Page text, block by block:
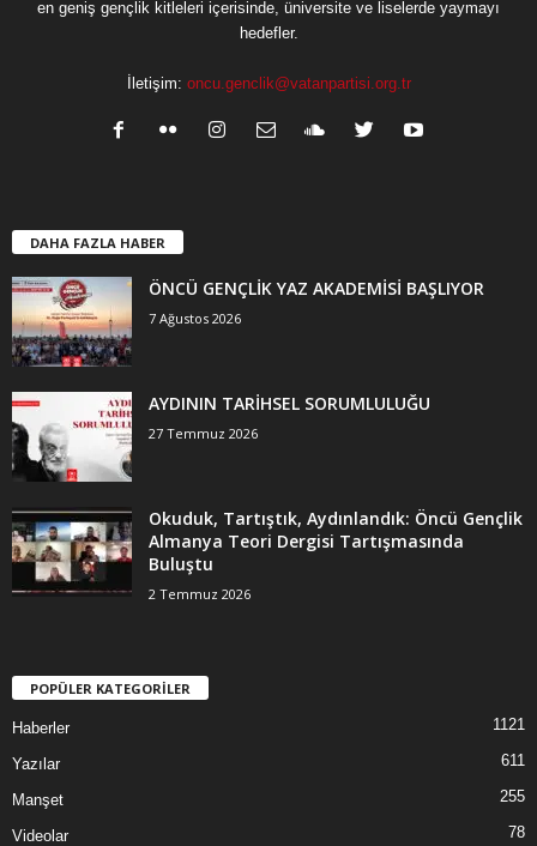
en geniş gençlik kitleleri içerisinde, üniversite ve liselerde yaymayı
hedefler.
İletişim: oncu.genclik@vatanpartisi.org.tr
DAHA FAZLA HABER
ÖNCÜ GENÇLİK YAZ AKADEMİSİ BAŞLIYOR
7 Ağustos 2026
AYDININ TARİHSEL SORUMLULUĞU
27 Temmuz 2026
Okuduk, Tartıştık, Aydınlandık: Öncü Gençlik
Almanya Teori Dergisi Tartışmasında
Buluştu
2 Temmuz 2026
POPÜLER KATEGORİLER
Haberler 1121
Yazılar 611
Manşet 255
Videolar 78